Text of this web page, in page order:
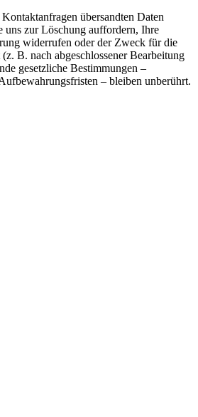
übersandten Daten
uns zur Löschung auffordern, Ihre
widerrufen oder der Zweck für die
B. nach abgeschlossener Bearbeitung
gesetzliche Bestimmungen –
– bleiben unberührt.